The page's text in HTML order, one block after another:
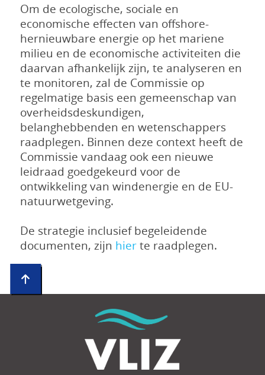
Om de ecologische, sociale en
economische effecten van offshore-
hernieuwbare energie op het mariene
milieu en de economische activiteiten die
daarvan afhankelijk zijn, te analyseren en
te monitoren, zal de Commissie op
regelmatige basis een gemeenschap van
overheidsdeskundigen,
belanghebbenden en wetenschappers
raadplegen. Binnen deze context heeft de
Commissie vandaag ook een nieuwe
leidraad goedgekeurd voor de
ontwikkeling van windenergie en de EU-
natuurwetgeving.
De strategie inclusief begeleidende
documenten, zijn hier te raadplegen.